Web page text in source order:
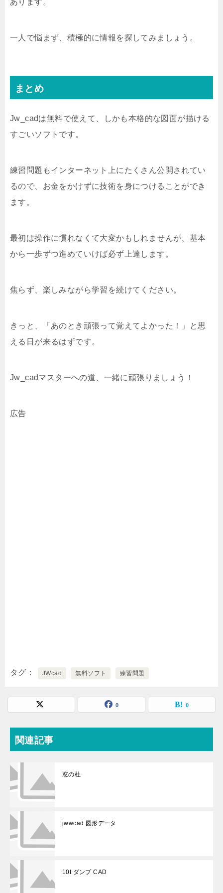
あります。
一人で悩まず、積極的に情報を探してみましょう。
まとめ
Jw_cadは無料で使えて、しかも本格的な図面が描ける
すごいソフトです。
練習問題もインターネット上にたくさん公開されてい
るので、お金をかけずに技術を身につけることができ
ます。
最初は操作に慣れなくて大変かもしれませんが、基本
から一歩ずつ進めていけば必ず上達します。
焦らず、楽しみながら学習を続けてください。
きっと、「あのとき頑張って覚えてよかった！」と思
える日が来るはずです。
Jw_cadマスターへの道、一緒に頑張りましょう！
広告
タグ JWcad 無料ソフト 練習問題
0 0
関連記事
窓の杜
jwwcad 図形データ
10t ダンプ CAD